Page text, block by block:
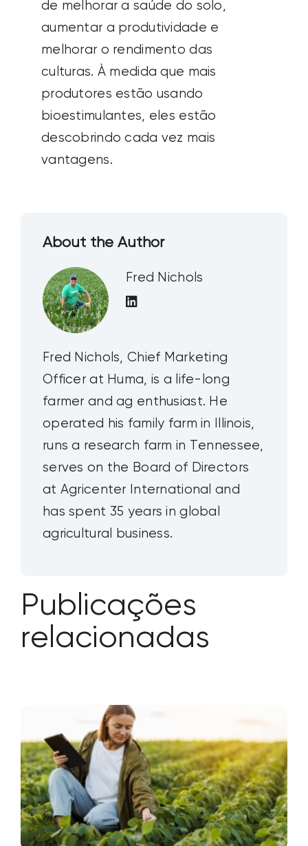
de melhorar a saúde do solo,
aumentar a produtividade e
melhorar o rendimento das
culturas. À medida que mais
produtores estão usando
bioestimulantes, eles estão
descobrindo cada vez mais
vantagens.
About the Author
Fred Nichols
Fred Nichols, Chief Marketing
Officer at Huma, is a life-long
farmer and ag enthusiast. He
operated his family farm in Illinois,
runs a research farm in Tennessee,
serves on the Board of Directors
at Agricenter International and
has spent 35 years in global
agricultural business.
Publicações
relacionadas